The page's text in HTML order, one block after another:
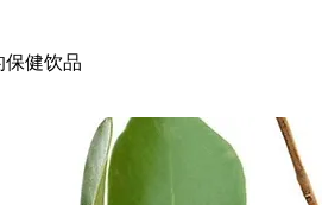
健饮品